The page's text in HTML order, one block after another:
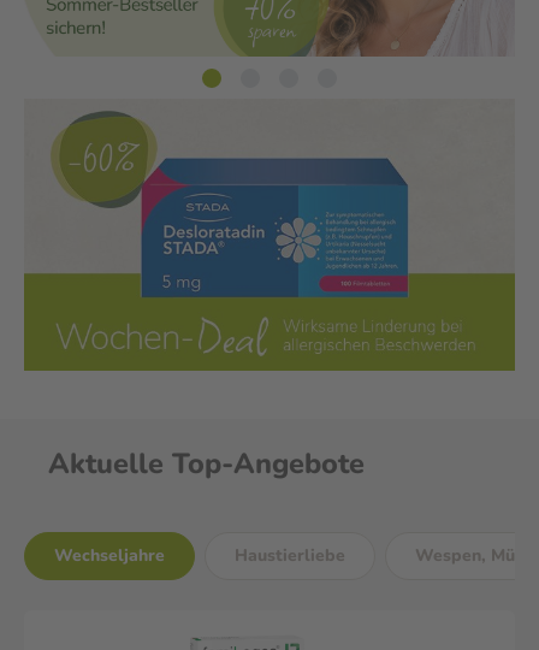
Aktuelle Top-Angebote
Wechseljahre Haustierliebe Wespen,